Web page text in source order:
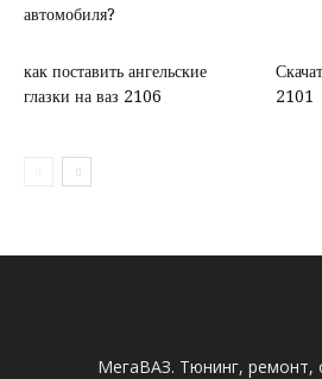
автомобиля?
как поставить ангельские
глазки на ваз 2106
2101
МегаВАЗ. Тюнинг, ремонт,